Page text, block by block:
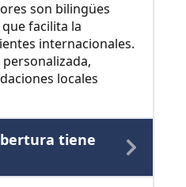
son bilingües
facilita la
internacionales.
locales
tiene